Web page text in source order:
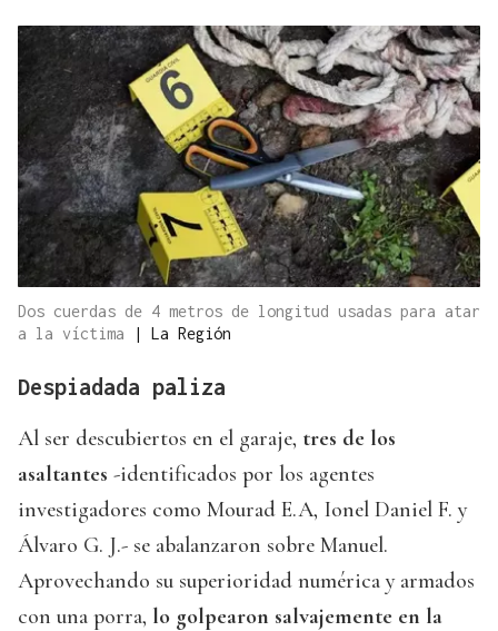
Dos cuerdas de 4 metros de longitud usadas para atar
a la víctima
| La Región
Despiadada paliza
Al ser descubiertos en el garaje, tres de los
asaltantes -identificados por los agentes
investigadores como Mourad E.A, Ionel Daniel F. y
Álvaro G. J.- se abalanzaron sobre Manuel.
Aprovechando su superioridad numérica y armados
con una porra, lo golpearon salvajemente en la